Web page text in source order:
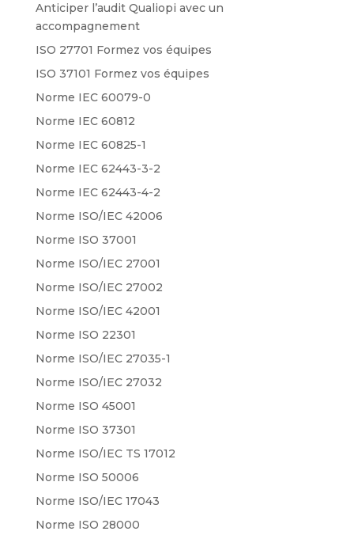
Anticiper l’audit Qualiopi avec un
accompagnement
ISO 27701 Formez vos équipes
ISO 37101 Formez vos équipes
Norme IEC 60079-0
Norme IEC 60812
Norme IEC 60825-1
Norme IEC 62443-3-2
Norme IEC 62443-4-2
Norme ISO/IEC 42006
Norme ISO 37001
Norme ISO/IEC 27001
Norme ISO/IEC 27002
Norme ISO/IEC 42001
Norme ISO 22301
Norme ISO/IEC 27035-1
Norme ISO/IEC 27032
Norme ISO 45001
Norme ISO 37301
Norme ISO/IEC TS 17012
Norme ISO 50006
Norme ISO/IEC 17043
Norme ISO 28000